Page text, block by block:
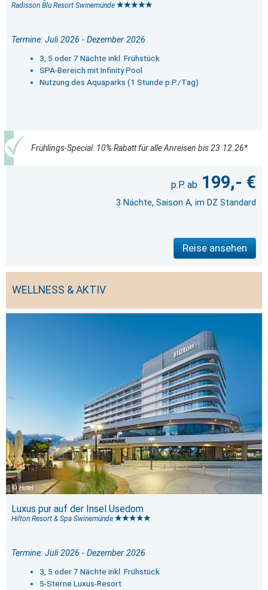
Radisson Blu Resort Swinemünde
Termine: Juli 2026 - Dezember 2026
3, 5 oder 7 Nächte inkl. Frühstück
SPA-Bereich mit Infinity Pool
Nutzung des Aquaparks (1 Stunde p.P./Tag)
Frühlings-Special: 10% Rabatt für alle Anreisen bis 23.12.26*
199,- €
3 Nächte, Saison A, im DZ Standard
Reise ansehen
WELLNESS & AKTIV
Hotel
Luxus pur auf der Insel Usedom
Hilton Resort & Spa Swinemünde
Termine: Juli 2026 - Dezember 2026
3, 5 oder 7 Nächte inkl. Frühstück
5-Sterne Luxus-Resort